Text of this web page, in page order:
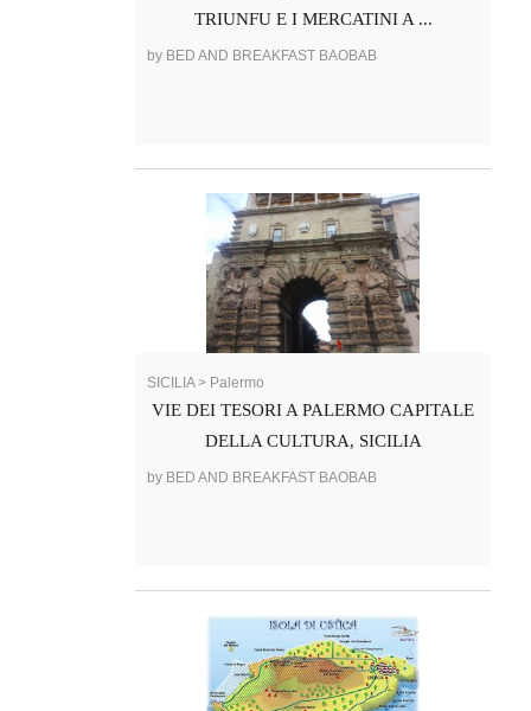
TRIUNFU E I MERCATINI A ...
by BED AND BREAKFAST BAOBAB
SICILIA > Palermo
VIE DEI TESORI A PALERMO CAPITALE
DELLA CULTURA, SICILIA
by BED AND BREAKFAST BAOBAB